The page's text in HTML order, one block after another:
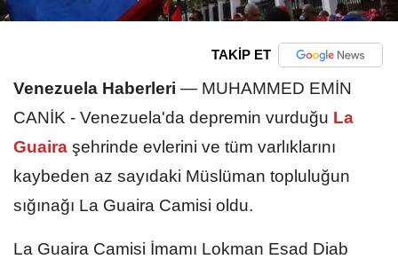
TAKİP ET
Venezuela Haberleri — MUHAMMED EMİN
CANİK - Venezuela'da depremin vurduğu La
Guaira şehrinde evlerini ve tüm varlıklarını
kaybeden az sayıdaki Müslüman topluluğun
sığınağı La Guaira Camisi oldu.
La Guaira Camisi İmamı Lokman Esad Diab